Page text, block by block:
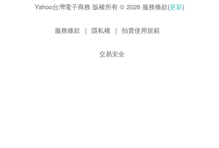
Yahoo台灣電子商務 版權所有 © 2026 服務條款(更新)
服務條款 | 隱私權 | 拍賣使用規範
交易安全